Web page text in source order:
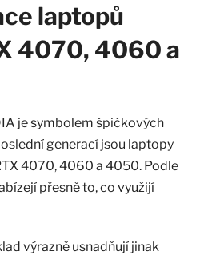
laptopů
4070, 4060 a
je symbolem špičkových
generací jsou laptopy
4070, 4060 a 4050. Podle
přesně to, co využijí
výrazně usnadňují jinak